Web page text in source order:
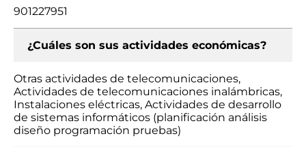
901227951
¿Cuáles son sus actividades económicas?
Otras actividades de telecomunicaciones,
Actividades de telecomunicaciones inalámbricas,
Instalaciones eléctricas, Actividades de desarrollo
de sistemas informáticos (planificación análisis
diseño programación pruebas)